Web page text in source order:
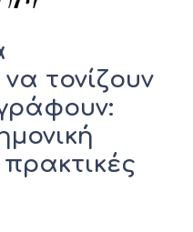
τονίζουν